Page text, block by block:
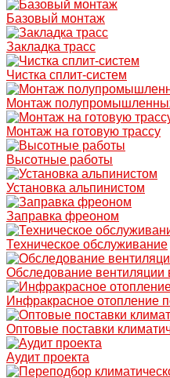
Базовый монтаж
Закладка трасс
Чистка сплит-систем
Монтаж
Монтаж на готовую трассу
Высотные работы
Установка альпинистом
Заправка фреоном
Техническое обслуживание
Обследование вентиляции
Инфракрасное отопление
Оптовые поставки
Аудит проекта